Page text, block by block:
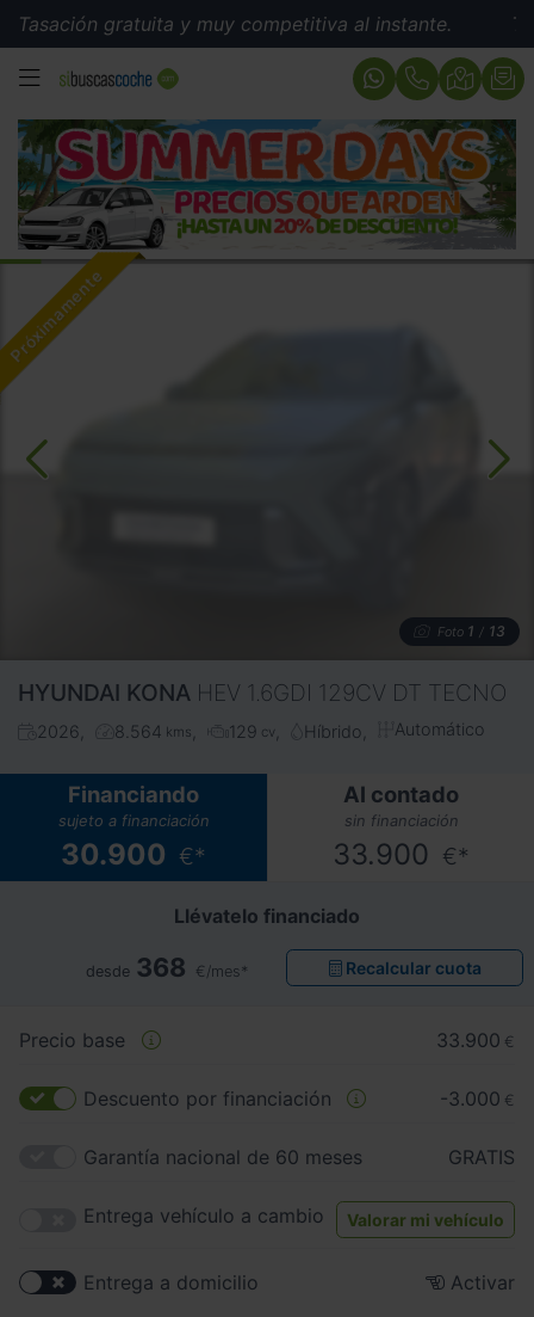
gratuita y muy competitiva al instante.
MENÚ
Foto 1 / 13
HYUNDAI KONA HEV 1.6GDI 129CV DT TECNO
2026 8.564 kms 129 cv Híbrido Automático
Financiando
sujeto a financiación
30.900 €*
Al contado
sin financiación
33.900 €*
Llévatelo financiado
desde 368 €/mes* Recalcular cuota
Precio base 33.900 €
Descuento por financiación -3.000 €
Garantía nacional de 60 meses GRATIS
Entrega vehículo a cambio Valorar mi vehículo
Entrega a domicilio Activar